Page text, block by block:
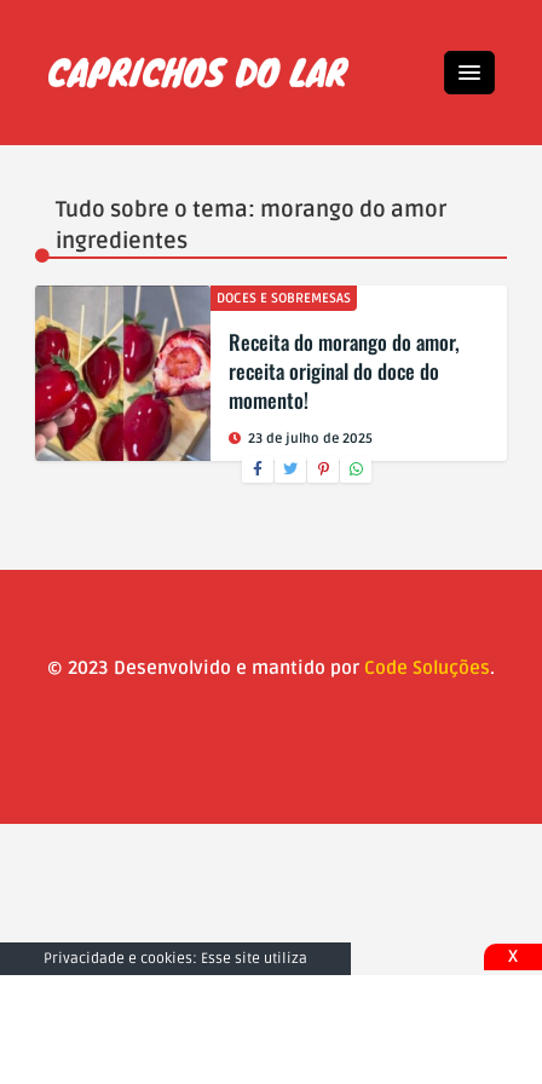
Tudo sobre o tema: morango do amor
ingredientes
DOCES E SOBREMESAS
Receita do morango do amor,
receita original do doce do
momento!
23 de julho de 2025
© 2023 Desenvolvido e mantido por Code Soluções.
Privacidade e cookies: Esse site utiliza
X